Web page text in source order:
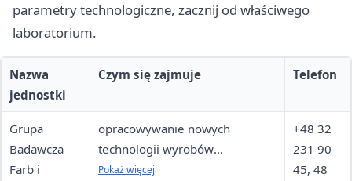
parametry technologiczne, zacznij od właściwego
laboratorium.
Nazwa
jednostki
Czym się zajmuje Telefon
Grupa
Badawcza
Farb i
opracowywanie nowych
technologii wyrobów
lakierowych o wymaganych
Pokaż więcej
+48 32
231 90
45, 48